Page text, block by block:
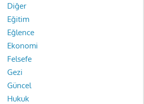
Diğer
Eğitim
Eğlence
Ekonomi
Felsefe
Gezi
Güncel
Hukuk